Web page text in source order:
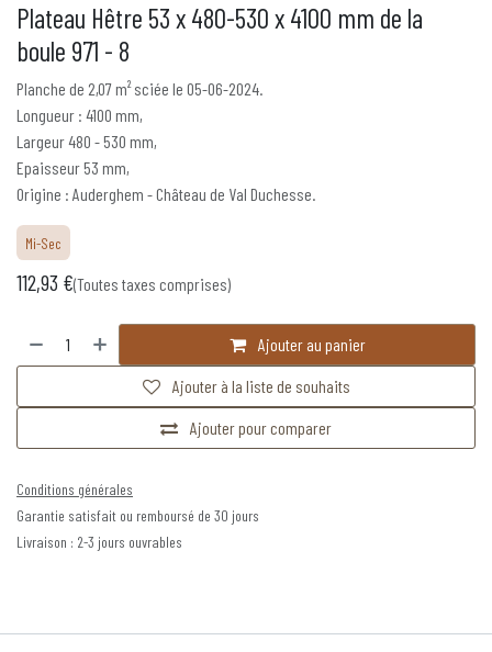
Plateau Hêtre 53 x 480-530 x 4100 mm de la
boule 971 - 8
Planche de 2,07 m² sciée le 05-06-2024.
Longueur : 4100 mm,
Largeur 480 - 530 mm,
Epaisseur 53 mm,
Origine : Auderghem - Château de Val Duchesse.
Mi-Sec
112,93 €(Toutes taxes comprises)
Ajouter au panier
Ajouter pour comparer
Ajouter à la liste de souhaits
Conditions générales
Garantie satisfait ou remboursé de 30 jours
Livraison : 2-3 jours ouvrables